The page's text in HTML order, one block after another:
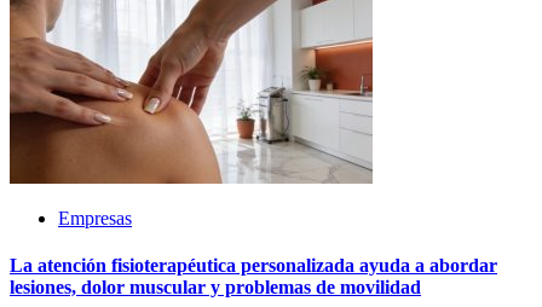
Empresas
La atención fisioterapéutica personalizada ayuda a abordar
lesiones, dolor muscular y problemas de movilidad